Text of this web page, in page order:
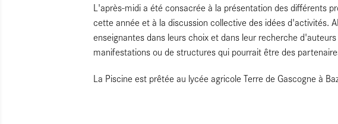
L'après-midi a été consacrée à la présentation des différents
cette année et à la discussion collective des idées d'activités.
enseignantes dans leurs choix et dans leur recherche
manifestations ou de structures qui pourrait être des
La Piscine est prêtée au lycée agricole Terre de Gascogne à